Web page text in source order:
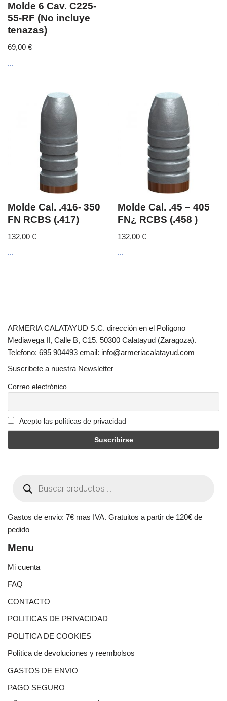
Molde 6 Cav. C225-
55-RF (No incluye
tenazas)
69,00 €
...
Molde Cal. .416- 350
FN RCBS (.417)
132,00 €
...
Molde Cal. .45 – 405
FN¿ RCBS (.458 )
132,00€
...
ARMERIA CALATAYUD S.C. dirección en el Polígono
Mediavega II, Calle B, C15. 50300 Calatayud (Zaragoza).
Telefono: 695 904493 email: info@armeriacalatayud.com
Suscribete a nuestra Newsletter
Correo electrónico
Acepto las políticas de privacidad
Gastos de envio: 7€ mas IVA. Gratuitos a partir de 120€ de
pedido
Menu
Mi cuenta
FAQ
CONTACTO
POLITICAS DE PRIVACIDAD
POLITICA DE COOKIES
Política de devoluciones y reembolsos
GASTOS DE ENVIO
PAGO SEGURO